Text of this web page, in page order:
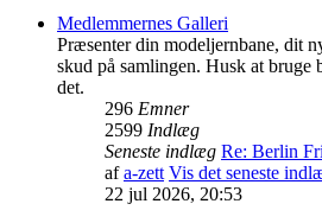
Medlemmernes Galleri
Præsenter din modeljernbane, dit
skud på samlingen. Husk at bruge
det.
296 Emner
2599 Indlæg
Seneste indlæg Re: Berlin
afa-zett Vis det seneste
22 jul 2026, 20:53